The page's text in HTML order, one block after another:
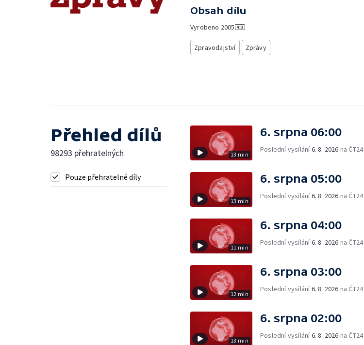
Obsah dílu
Vyrobeno 2005
Zpravodajství Zprávy
Přehled dílů
98293 přehratelných
Pouze přehratelné díly
13 min
6. srpna 06:00
Poslední vysílání6. 8. 2026 na ČT24
13 min
6. srpna 05:00
Poslední vysílání6. 8. 2026 na ČT24
11 min
6. srpna 04:00
Poslední vysílání6. 8. 2026 na ČT24
12 min
6. srpna 03:00
Poslední vysílání6. 8. 2026 na ČT24
13 min
6. srpna 02:00
Poslední vysílání6. 8. 2026 na ČT24